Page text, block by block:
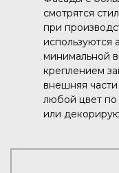
смотрятся
при
минимальной
креплением
внешняя
любой цвет
или